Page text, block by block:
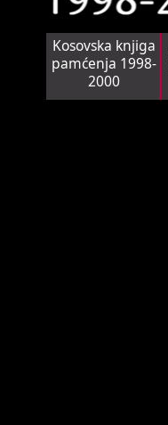
Kosovska knjiga
pamćenja 1998-
2000